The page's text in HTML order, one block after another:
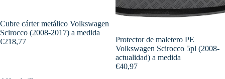
Cubre cárter metálico Volkswagen
Scirocco (2008-2017) a medida
€218,77
Protector de maletero PE
Volkswagen Scirocco 5pl (2008-
actualidad) a medida
€40,97